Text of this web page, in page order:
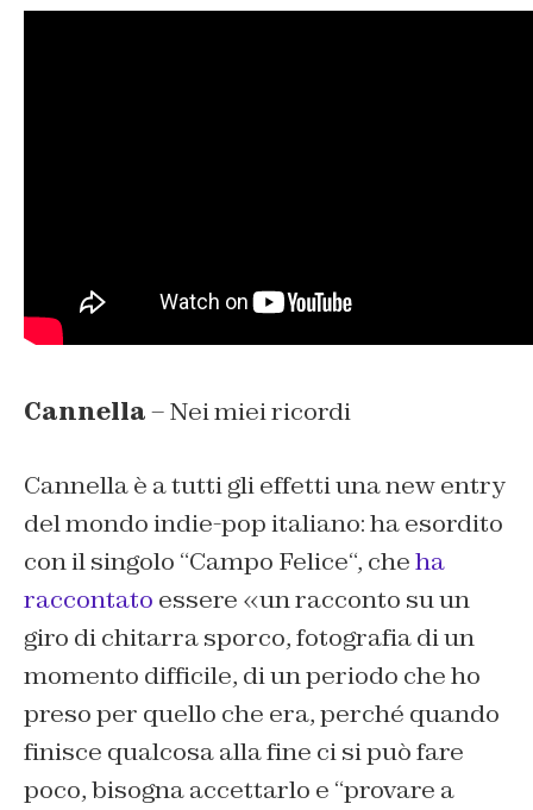
Cannella– Nei miei ricordi
Cannella è a tutti gli effetti una new entry
del mondo indie-pop italiano: ha esordito
con il singolo “Campo Felice“, cheha
raccontato essere «un racconto su un
giro di chitarra sporco, fotografia di un
momento difficile, di un periodo che ho
preso per quello che era, perché quando
finisce qualcosa alla fine ci si può fare
poco, bisogna accettarlo e “provare a